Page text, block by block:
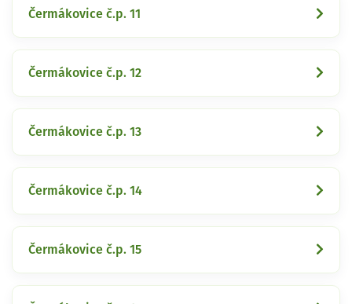
Čermákovice č.p. 11
Čermákovice č.p. 12
Čermákovice č.p. 13
Čermákovice č.p. 14
Čermákovice č.p. 15